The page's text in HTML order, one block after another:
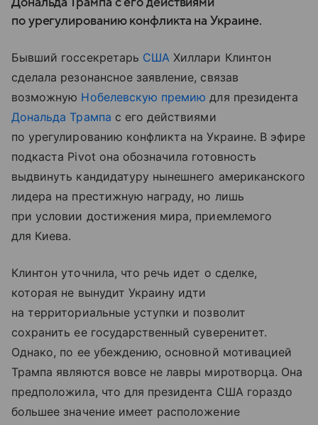
по урегулированию конфликта на Украине.
Бывший госсекретарь США Хиллари Клинтон
сделала резонансное заявление, связав
возможную Нобелевскую премию для президента
Дональда Трампа с его действиями
по урегулированию конфликта на Украине. В эфире
подкаста Pivot она обозначила готовность
выдвинуть кандидатуру нынешнего американского
лидера на престижную награду, но лишь
при условии достижения мира, приемлемого
для Киева.
Клинтон уточнила, что речь идет о сделке,
которая не вынудит Украину идти
на территориальные уступки и позволит
сохранить ее государственный суверенитет.
Однако, по ее убеждению, основной мотивацией
Трампа являются вовсе не лавры миротворца. Она
предположила, что для президента США гораздо
большее значение имеет расположение